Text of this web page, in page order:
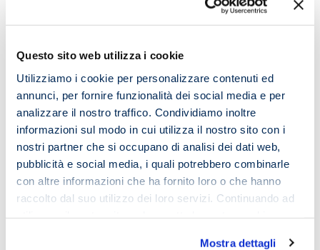
Questo sito web utilizza i cookie
Utilizziamo i cookie per personalizzare contenuti ed
annunci, per fornire funzionalità dei social media e per
analizzare il nostro traffico. Condividiamo inoltre
informazioni sul modo in cui utilizza il nostro sito con i
nostri partner che si occupano di analisi dei dati web,
pubblicità e social media, i quali potrebbero combinarle
con altre informazioni che ha fornito loro o che hanno
raccolto dal suo utilizzo dei loro servizi. Continuando ad
Mostra dettagli
Direi di non perdere tempo prezioso: scrivi subito a
info@imemouniversity.it
Comments
Lascia un commento
Il tuo indirizzo email non sarà pubblicato. I campi